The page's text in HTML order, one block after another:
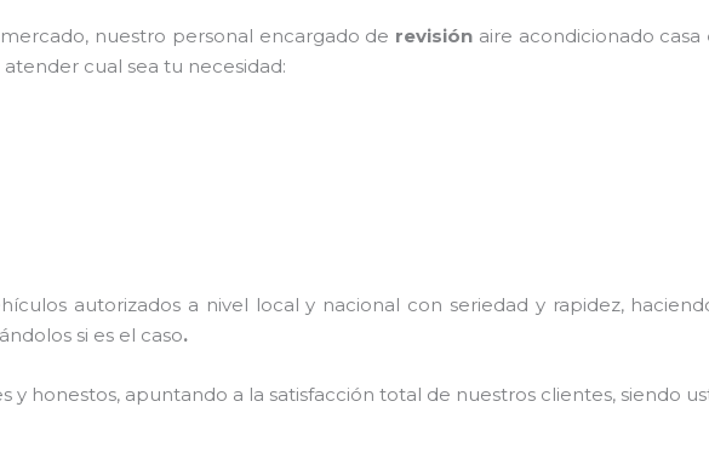
nuestro personal encargado de revisión aire acondicionado casa
cual sea tu necesidad:
autorizados a nivel local y nacional con seriedad y rapidez,
si es el caso.
y honestos, apuntando a la satisfacción total de nuestros clientes, siendo